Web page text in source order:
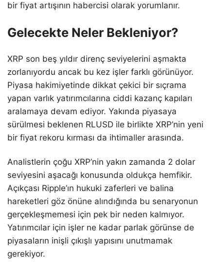
bir fiyat artışının habercisi olarak yorumlanır.
Gelecekte Neler Bekleniyor?
XRP son beş yıldır direnç seviyelerini aşmakta
zorlanıyordu ancak bu kez işler farklı görünüyor.
Piyasa hakimiyetinde dikkat çekici bir sıçrama
yapan varlık yatırımcılarına ciddi kazanç kapıları
aralamaya devam ediyor. Yakında piyasaya
sürülmesi beklenen RLUSD ile birlikte XRP’nin yeni
bir fiyat rekoru kırması da ihtimaller arasında.
Analistlerin çoğu XRP’nin yakın zamanda 2 dolar
seviyesini aşacağı konusunda oldukça hemfikir.
Açıkçası Ripple’ın hukuki zaferleri ve balina
hareketleri göz önüne alındığında bu senaryonun
gerçekleşmemesi için pek bir neden kalmıyor.
Yatırımcılar için işler ne kadar parlak görünse de
piyasaların inişli çıkışlı yapısını unutmamak
gerekiyor.